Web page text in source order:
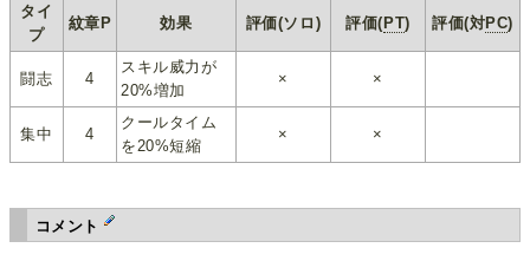
タイ
プ
紋章P 効果 評価(ソロ) 評価( PT) 評価(対PC)
闘志 4
スキル威力が
20%増加
× ×
集中 4
クールタイム
を20%短縮
× ×
コメント